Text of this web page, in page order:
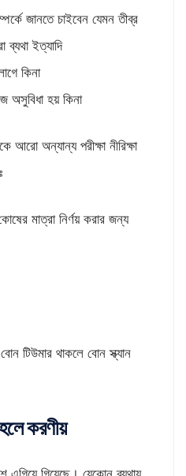
জানতে চাইবেন যেমন তীব্র
ব্যথা ইত্যাদি
কিনা
অসুবিধা হয় কিনা
অন্যান্য পরীক্ষা নীরিক্ষা
মাত্রা নির্ণয় করার জন্য
টিউমার থাকলে বোন স্ক্যান
করণীয়